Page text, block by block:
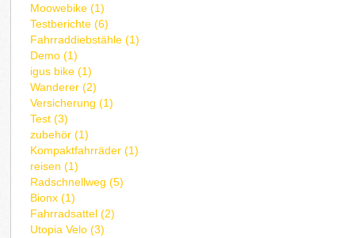
Moowebike (1)
Testberichte (6)
Fahrraddiebstähle (1)
Demo (1)
igus bike (1)
Wanderer (2)
Versicherung (1)
Test (3)
zubehör (1)
Kompaktfahrräder (1)
reisen (1)
Radschnellweg (5)
Bionx (1)
Fahrradsattel (2)
Utopia Velo (3)